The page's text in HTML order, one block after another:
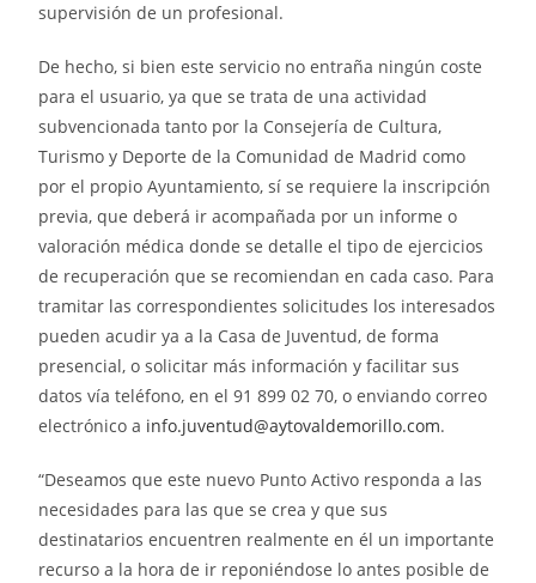
supervisión de un profesional.
De hecho, si bien este servicio no entraña ningún coste
para el usuario, ya que se trata de una actividad
subvencionada tanto por la Consejería de Cultura,
Turismo y Deporte de la Comunidad de Madrid como
por el propio Ayuntamiento, sí se requiere la inscripción
previa, que deberá ir acompañada por un informe o
valoración médica donde se detalle el tipo de ejercicios
de recuperación que se recomiendan en cada caso. Para
tramitar las correspondientes solicitudes los interesados
pueden acudir ya a la Casa de Juventud, de forma
presencial, o solicitar más información y facilitar sus
datos vía teléfono, en el 91 899 02 70, o enviando correo
electrónico a info.juventud@aytovaldemorillo.com.
“Deseamos que este nuevo Punto Activo responda a las
necesidades para las que se crea y que sus
destinatarios encuentren realmente en él un importante
recurso a la hora de ir reponiéndose lo antes posible de